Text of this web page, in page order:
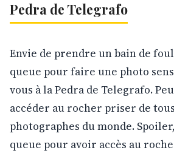
Pedra de Telegrafo
Envie de prendre un bain de
queue pour faire une photo
vous à la Pedra de Telegrafo.
accéder au rocher priser de
photographes du monde.
queue pour avoir accès au